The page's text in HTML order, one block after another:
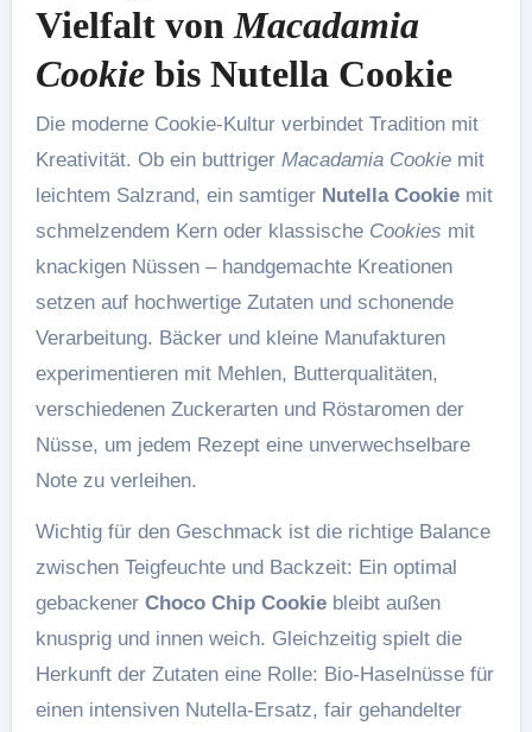
Vielfalt von Macadamia
Cookiebis Nutella Cookie
Die moderne Cookie-Kultur verbindet Tradition mit
Kreativität. Ob ein buttriger Macadamia Cookiemit
leichtem Salzrand, ein samtiger Nutella Cookiemit
schmelzendem Kern oder klassische Cookies mit
knackigen Nüssen – handgemachte Kreationen
setzen auf hochwertige Zutaten und schonende
Verarbeitung. Bäcker und kleine Manufakturen
experimentieren mit Mehlen, Butterqualitäten,
verschiedenen Zuckerarten und Röstaromen der
Nüsse, um jedem Rezept eine unverwechselbare
Note zu verleihen.
Wichtig für den Geschmack ist die richtige Balance
zwischen Teigfeuchte und Backzeit: Ein optimal
gebackener Choco Chip Cookiebleibt außen
knusprig und innen weich. Gleichzeitig spielt die
Herkunft der Zutaten eine Rolle: Bio-Haselnüsse für
einen intensiven Nutella-Ersatz, fair gehandelter